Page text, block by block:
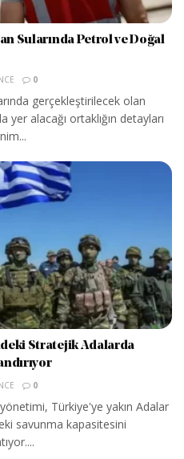
Sularında Petrol ve Doğal
0
gerçekleştirilecek olan
alacağı ortaklığın detayları
Stratejik Adalarda
0
Türkiye'ye yakın Adalar
savunma kapasitesini